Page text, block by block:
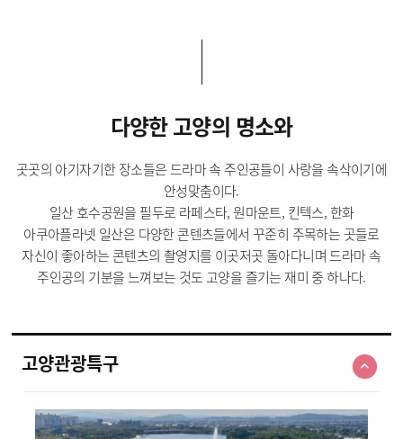
다양한 고양의 명소와
곳곳의 아기자기한 장소들은 드라마 속 주인공들이 사랑을 속삭이기에
안성맞춤이다.
일산 호수공원을 필두로 라페스타, 원마운트, 킨텍스, 한화
아쿠아플라넷 일산은 다양한 콘텐츠들에서 꾸준히 주목하는 곳들로
자신이 좋아하는 콘텐츠의 촬영지를 이곳저곳 돌아다니며 드라마 속
주인공의 기분을 느껴보는 것도 고양을 즐기는 재미 중 하나다.
고양관광특구